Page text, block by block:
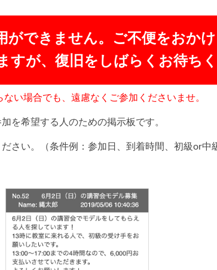
できません。ご不便をおか
すが、復旧をしばらくお待ちく
い場合でも、遠慮なくご参加くださいませ。
を希望する人のための掲示板です。
さい。（条件例：参加日、到着時間、初級or中